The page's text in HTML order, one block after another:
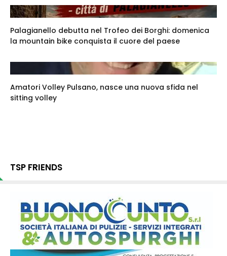
Palagianello debutta nel Trofeo dei Borghi: domenica
la mountain bike conquista il cuore del paese
Amatori Volley Pulsano, nasce una nuova sfida nel
sitting volley
TSP FRIENDS